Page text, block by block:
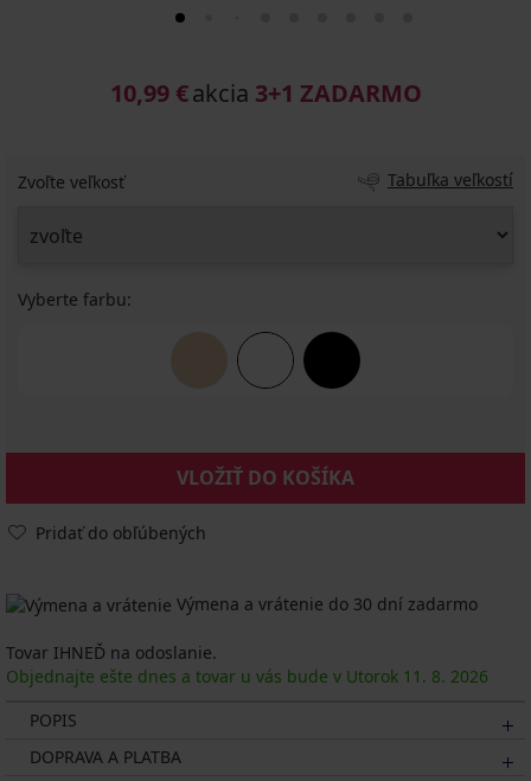
10,99 €akcia 3+1 ZADARMO
Zvoľte veľkosť Tabuľka veľkostí
Vyberte farbu:
VLOŽIŤ DO KOŠÍKA
Pridať do obľúbených
Výmena a vrátenie do 30 dní zadarmo
Tovar IHNEĎ na odoslanie.
Objednajte ešte dnes a tovar u vás bude v Utorok 11. 8. 2026
POPIS
DOPRAVA A PLATBA